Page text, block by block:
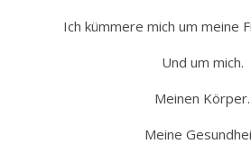
Ich kümmere mich um meine
Und um mich.
Meinen Körper.
Meine